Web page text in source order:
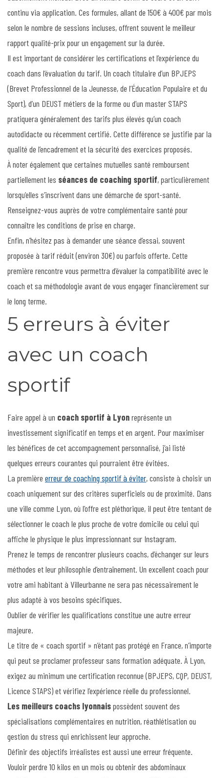
continu via application. Ces formules, allant de 150€ à 400€ par mois
selon le nombre de sessions incluses, offrent souvent le meilleur
rapport qualité-prix pour un engagement sur la durée.
Il est important de considérer les certifications et l’expérience du
coach dans l’évaluation du tarif. Un coach titulaire d’un BPJEPS
(Brevet Professionnel de la Jeunesse, de l’Éducation Populaire et du
Sport), d’un DEUST métiers de la forme ou d’un master STAPS
pratiquera généralement des tarifs plus élevés qu’un coach
autodidacte ou récemment certifié. Cette différence se justifie par la
qualité de l’encadrement et la sécurité des exercices proposés.
À noter également que certaines mutuelles santé remboursent
partiellement les séances de coaching sportif, particulièrement
lorsqu’elles s’inscrivent dans une démarche de sport-santé.
Renseignez-vous auprès de votre complémentaire santé pour
connaître les conditions de prise en charge.
Enfin, n’hésitez pas à demander une séance d’essai, souvent
proposée à tarif réduit (environ 30€) ou parfois offerte. Cette
première rencontre vous permettra d’évaluer la compatibilité avec le
coach et sa méthodologie avant de vous engager financièrement sur
le long terme.
5 erreurs à éviter
avec un coach
sportif
Faire appel à un coach sportif à Lyonreprésente un
investissement significatif en temps et en argent. Pour maximiser
les bénéfices de cet accompagnement personnalisé, j’ai listé
quelques erreurs courantes qui pourraient être évitées.
La première erreur de coaching sportif à éviter, consiste à choisir un
coach uniquement sur des critères superficiels ou de proximité. Dans
une ville comme Lyon, où l’offre est pléthorique, il peut être tentant de
sélectionner le coach le plus proche de votre domicile ou celui qui
affiche le physique le plus impressionnant sur Instagram.
Prenez le temps de rencontrer plusieurs coachs, d’échanger sur leurs
méthodes et leur philosophie d’entraînement. Un excellent coach pour
votre ami habitant à Villeurbanne ne sera pas nécessairement le
plus adapté à vos besoins spécifiques.
Oublier de vérifier les qualifications constitue une autre erreur
majeure.
Le titre de « coach sportif » n’étant pas protégé en France, n’importe
qui peut se proclamer professeur sans formation adéquate. À Lyon,
exigez au minimum une certification reconnue (BPJEPS, CQP, DEUST,
Licence STAPS) et vérifiez l’expérience réelle du professionnel.
Les meilleurs coachs lyonnaispossèdent souvent des
spécialisations complémentaires en nutrition, réathlétisation ou
gestion du stress qui enrichissent leur approche.
Définir des objectifs irréalistes est aussi une erreur fréquente.
Vouloir perdre 10 kilos en un mois ou obtenir des abdominaux